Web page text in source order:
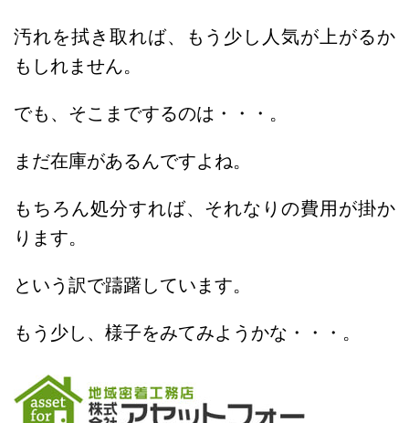
汚れを拭き取れば、もう少し人気が上がるか
もしれません。
でも、そこまでするのは・・・。
まだ在庫があるんですよね。
もちろん処分すれば、それなりの費用が掛か
ります。
という訳で躊躇しています。
もう少し、様子をみてみようかな・・・。